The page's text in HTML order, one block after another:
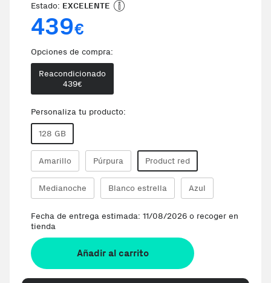
Estado: EXCELENTE
439€
Opciones de compra:
Reacondicionado
439€
Personaliza tu producto:
128 GB
Amarillo Púrpura Product red
Medianoche Blanco estrella Azul
Fecha de entrega estimada: 11/08/2026 o recoger en
tienda
Añadir al carrito